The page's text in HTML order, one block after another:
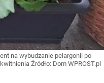
na wybudzanie pelargonii po
Źródło: Dom WPROST.pl